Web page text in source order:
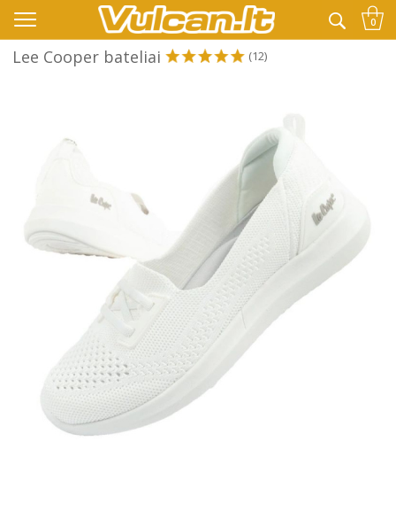
👉 -10% KODAS VISKAM PAPILDOMAI: VASARA 0
Lee Cooper bateliai (12)